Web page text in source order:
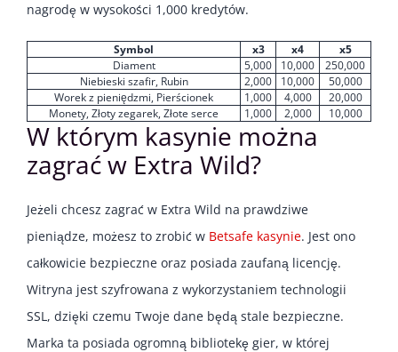
nagrodę w wysokości 1,000 kredytów.
Symbol x3 x4
x5
Diament
5,000 10,000
250,000
Niebieski szafir, Rubin
2,000 10,000
50,000
Worek z pieniędzmi, Pierścionek
1,000 4,000
20,000
Monety, Złoty zegarek, Złote serce
1,000 2,000 10,000
W którym kasynie można
zagrać w Extra Wild?
Jeżeli chcesz zagrać w Extra Wild na prawdziwe
pieniądze, możesz to zrobić w Betsafe kasynie. Jest ono
całkowicie bezpieczne oraz posiada zaufaną licencję.
Witryna jest szyfrowana z wykorzystaniem technologii
SSL, dzięki czemu Twoje dane będą stale bezpieczne.
Marka ta posiada ogromną bibliotekę gier, w której